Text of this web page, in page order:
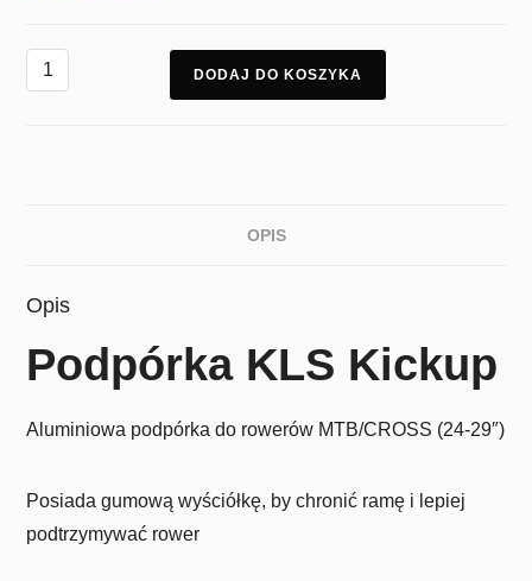
DODAJ DO KOSZYKA
OPIS
Opis
Podpórka KLS Kickup
Aluminiowa podpórka do rowerów MTB/CROSS (24-29″)
Posiada gumową wyściółkę, by chronić ramę i lepiej
podtrzymywać rower